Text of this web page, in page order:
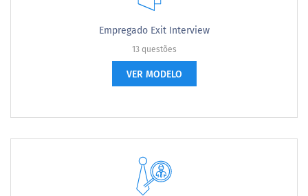
Empregado Exit Interview
13 questões
VER MODELO